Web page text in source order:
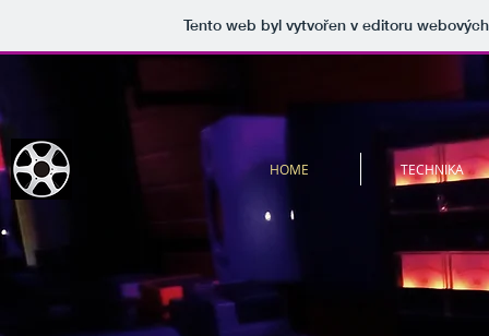
Tento web byl vytvořen v editoru
HOME TECHNIKA